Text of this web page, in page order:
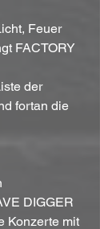
Feuer
FACTORY
der
fortan die
DIGGER
Konzerte mit